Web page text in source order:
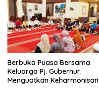
Berbuka Puasa Bersama
Keluarga Pj. Gubernur:
Menguatkan Keharmonisan